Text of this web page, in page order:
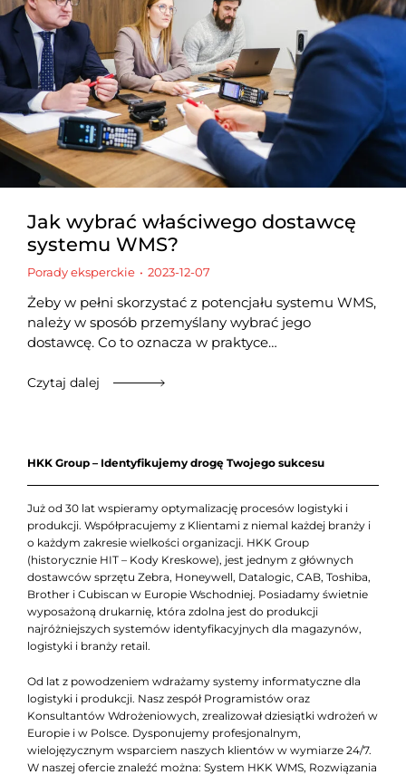
Jak wybrać właściwego dostawcę
systemu WMS?
Porady eksperckie 2023-12-07
Żeby w pełni skorzystać z potencjału systemu WMS,
należy w sposób przemyślany wybrać jego
dostawcę. Co to oznacza w praktyce…
Czytaj dalej
HKK Group – Identyfikujemy drogę Twojego sukcesu
Już od 30 lat wspieramy optymalizację procesów logistyki i
produkcji. Współpracujemy z Klientami z niemal każdej branży i
o każdym zakresie wielkości organizacji. HKK Group
(historycznie HIT – Kody Kreskowe), jest jednym z głównych
dostawców sprzętu Zebra, Honeywell, Datalogic, CAB, Toshiba,
Brother i Cubiscan w Europie Wschodniej. Posiadamy świetnie
wyposażoną drukarnię, która zdolna jest do produkcji
najróżniejszych systemów identyfikacyjnych dla magazynów,
logistyki i branży retail.
Od lat z powodzeniem wdrażamy systemy informatyczne dla
logistyki i produkcji. Nasz zespół Programistów oraz
Konsultantów Wdrożeniowych, zrealizował dziesiątki wdrożeń w
Europie i w Polsce. Dysponujemy profesjonalnym,
wielojęzycznym wsparciem naszych klientów w wymiarze 24/7.
W naszej ofercie znaleźć można: System HKK WMS, Rozwiązania